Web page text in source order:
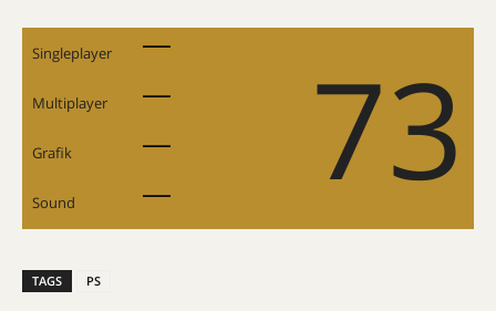
Singleplayer 73
Multiplayer
Grafik
Sound
TAGS PS